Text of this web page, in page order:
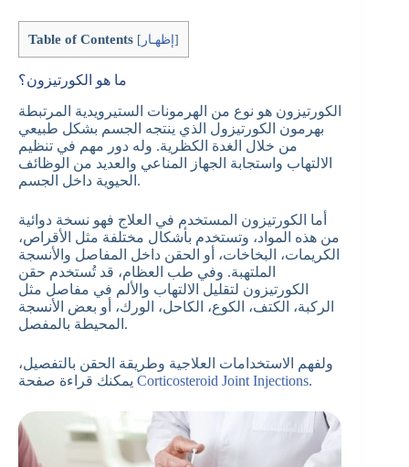
Table of Contents [ إظهـار ]
ما هو الكورتيزون؟
الكورتيزون هو نوع من الهرمونات الستيرويدية المرتبطة
بهرمون الكورتيزول الذي ينتجه الجسم بشكل طبيعي
من خلال الغدة الكظرية. وله دور مهم في تنظيم
الالتهاب واستجابة الجهاز المناعي والعديد من الوظائف
الحيوية داخل الجسم.
أما الكورتيزون المستخدم في العلاج فهو نسخة دوائية
من هذه المواد، وتستخدم بأشكال مختلفة مثل الأقراص،
الكريمات، البخاخات، أو الحقن داخل المفاصل والأنسجة
الملتهبة. وفي طب العظام، قد تُستخدم حقن
الكورتيزون لتقليل الالتهاب والألم في مفاصل مثل
الركبة، الكتف، الكوع، الكاحل، الورك، أو بعض الأنسجة
المحيطة بالمفصل.
ولفهم الاستخدامات العلاجية وطريقة الحقن بالتفصيل،
Corticosteroid Joint Injections.